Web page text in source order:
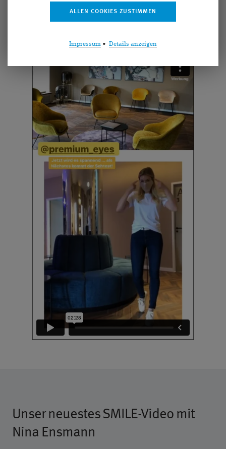
Website zeigen können. Am besten gleich mal
reinschauen. – Herzlichen Dank Nina!
Unser neuestes SMILE-Video mit
Nina Ensmann
Impressum • Details anzeigen